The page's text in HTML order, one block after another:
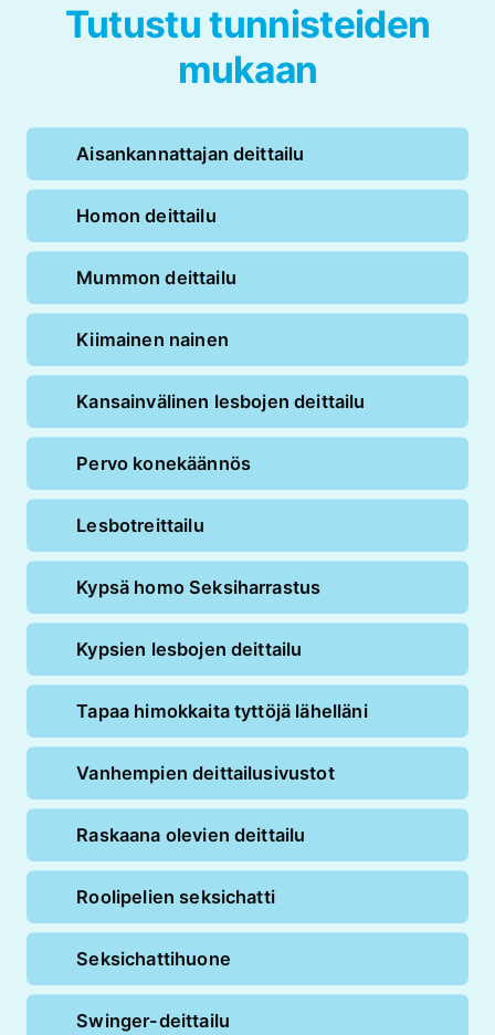
Tutustu tunnisteiden
mukaan
Aisankannattajan deittailu
Homon deittailu
Mummon deittailu
Kiimainen nainen
Kansainvälinen lesbojen deittailu
Pervo konekäännös
Lesbotreittailu
Kypsä homo Seksiharrastus
Kypsien lesbojen deittailu
Tapaa himokkaita tyttöjä lähelläni
Vanhempien deittailusivustot
Raskaana olevien deittailu
Roolipelien seksichatti
Seksichattihuone
Swinger-deittailu